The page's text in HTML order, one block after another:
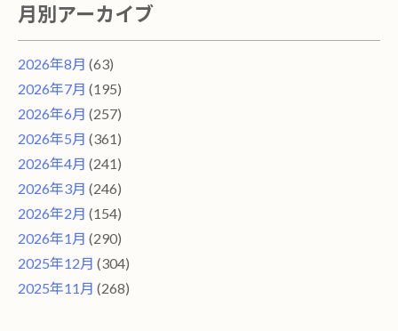
月別アーカイブ
2026年8月 (63)
2026年7月 (195)
2026年6月 (257)
2026年5月 (361)
2026年4月 (241)
2026年3月 (246)
2026年2月 (154)
2026年1月 (290)
2025年12月 (304)
2025年11月 (268)